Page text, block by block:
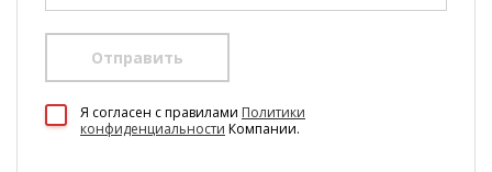
Отправить
Я согласен c правилами Политики
конфиденциальности Компании.